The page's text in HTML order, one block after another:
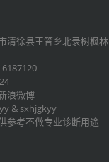
清徐县王答乡北录树枫林
浪微博
& sxhjgkyy
参考不做专业诊断用途